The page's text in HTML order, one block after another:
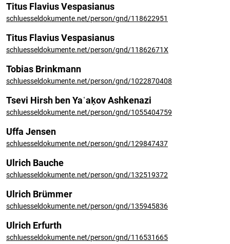
Titus Flavius Vespasianus
schluesseldokumente.net/person/gnd/118622951
Titus Flavius Vespasianus
schluesseldokumente.net/person/gnd/11862671X
Tobias Brinkmann
schluesseldokumente.net/person/gnd/1022870408
Tsevi Hirsh ben Yaʿaḳov Ashkenazi
schluesseldokumente.net/person/gnd/1055404759
Uffa Jensen
schluesseldokumente.net/person/gnd/129847437
Ulrich Bauche
schluesseldokumente.net/person/gnd/132519372
Ulrich Brümmer
schluesseldokumente.net/person/gnd/135945836
Ulrich Erfurth
schluesseldokumente.net/person/gnd/116531665